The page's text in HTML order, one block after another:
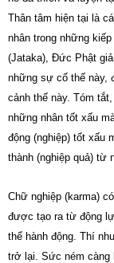
Thân tâm hiện tại là
nhân trong những
(Jataka), Đức Phật
những sự cố thế này,
cảnh thế này. Tóm
những nhân tốt xấu
động (nghiệp) tốt xấu
thành (nghiệp quả) từ
Chữ nghiệp (karma)
được tạo ra từ động
thể hành động. Thí
trở lại. Sức ném càng